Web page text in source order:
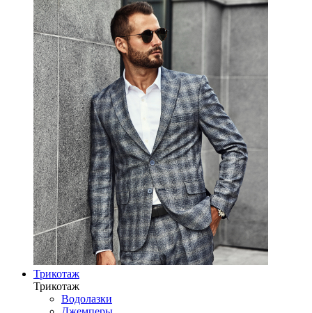
Трикотаж
Трикотаж
Водолазки